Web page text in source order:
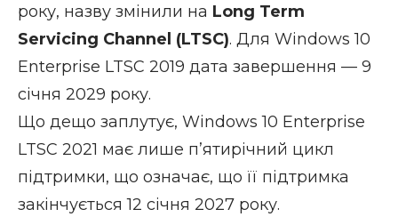
року, назву змінили на Long Term
Servicing Channel (LTSC). Для Windows 10
Enterprise LTSC 2019 дата завершення — 9
січня 2029 року.
Що дещо заплутує, Windows 10 Enterprise
LTSC 2021 має лише п’ятирічний цикл
підтримки, що означає, що її підтримка
закінчується 12 січня 2027 року.